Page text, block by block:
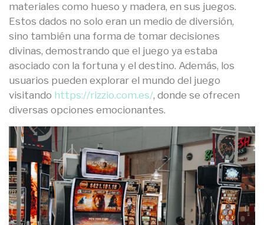
materiales como hueso y madera, en sus juegos.
Estos dados no solo eran un medio de diversión,
sino también una forma de tomar decisiones
divinas, demostrando que el juego ya estaba
asociado con la fortuna y el destino. Además, los
usuarios pueden explorar el mundo del juego
visitando https://rizzio.com.es/, donde se ofrecen
diversas opciones emocionantes.